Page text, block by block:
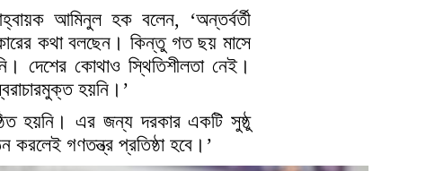
আমিনুল হক বলেন, ‘অন্তর্বর্তী
কথা বলছেন। কিন্তু গত ছয় মাসে
দেশের কোথাও স্থিতিশীলতা নেই।
হয়নি।’
হয়নি। এর জন্য দরকার একটি সুষ্ঠু
করলেই গণতন্ত্র প্রতিষ্ঠা হবে।’